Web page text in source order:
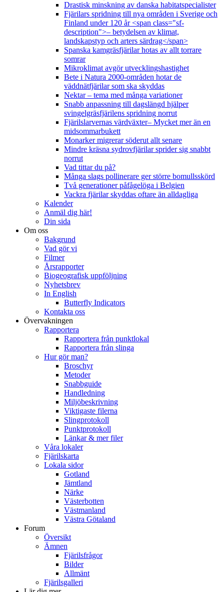
Drastisk minskning av danska habitatspecialister
Fjärilars spridning till nya områden i Sverige och
Finland under 120 år <span class="sf-
description">– betydelsen av klimat,
landskapstyp och arters särdrag</span>
Spanska kamgräsfjärilar hotas av allt torrare
somrar
Mikroklimat avgör utvecklingshastighet
Bete i Natura 2000-områden hotar de
väddnätfjärilar som ska skyddas
Nektar – tema med många variationer
Snabb anpassning till dagslängd hjälper
svingelgräsfjärilens spridning norrut
Fjärilslarvernas värdväxter– Mycket mer än en
midsommarbukett
Monarker migrerar söderut allt senare
Mindre kräsna sydrovfjärilar sprider sig snabbt
norrut
Vad tittar du på?
Många slags pollinerare ger större bomullsskörd
Två generationer påfågelöga i Belgien
Vackra fjärilar skyddas oftare än alldagliga
Kalender
Anmäl dig här!
Din sida
Om oss
Bakgrund
Vad gör vi
Filmer
Årsrapporter
Biogeografisk uppföljning
Nyhetsbrev
In English
Butterfly Indicators
Kontakta oss
Övervakningen
Rapportera
Rapportera från punktlokal
Rapportera från slinga
Hur gör man?
Broschyr
Metoder
Snabbguide
Handledning
Miljöbeskrivning
Viktigaste filerna
Slingprotokoll
Punktprotokoll
Länkar & mer filer
Våra lokaler
Fjärilskarta
Lokala sidor
Gotland
Jämtland
Närke
Västerbotten
Västmanland
Västra Götaland
Forum
Översikt
Ämnen
Fjärilsfrågor
Bilder
Allmänt
Fjärilsgalleri